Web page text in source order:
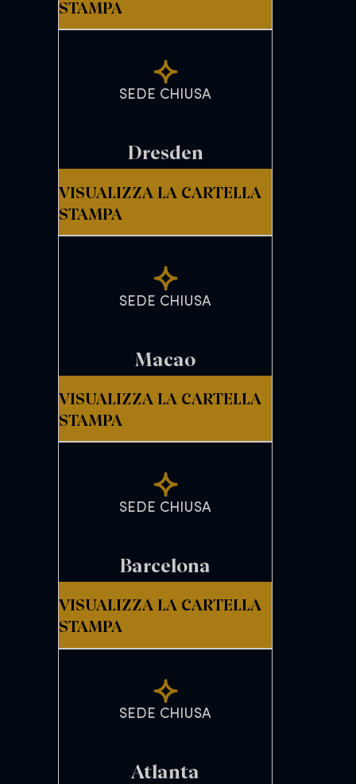
STAMPA
SEDE CHIUSA
Dresden
VISUALIZZA LA CARTELLA
STAMPA
SEDE CHIUSA
Macao
VISUALIZZA LA CARTELLA
STAMPA
SEDE CHIUSA
Barcelona
VISUALIZZA LA CARTELLA
STAMPA
SEDE CHIUSA
Atlanta